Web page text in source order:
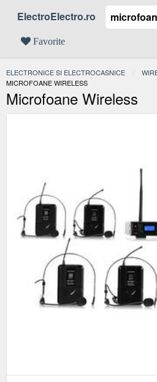
ElectroElectro.ro
Favorite
ELECTRONICE SI ELECTROCASNICE
ACTUAL:
MICROFOANE WIRELESS
Microfoane Wireless